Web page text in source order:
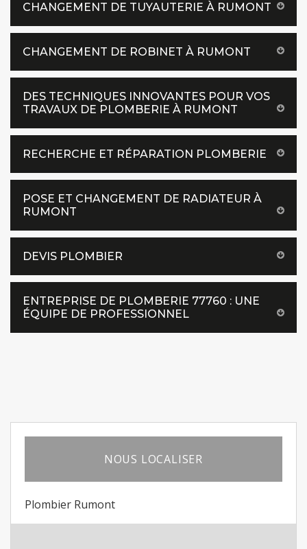
CHANGEMENT DE TUYAUTERIE À RUMONT
CHANGEMENT DE ROBINET À RUMONT
DES TECHNIQUES INNOVANTES POUR VOS
TRAVAUX DE PLOMBERIE À RUMONT
RECHERCHE ET RÉPARATION PLOMBERIE
POSE ET CHANGEMENT DE RADIATEUR À
RUMONT
DEVIS PLOMBIER
ENTREPRISE DE PLOMBERIE 77760 : UNE
ÉQUIPE DE PROFESSIONNEL
NOUS LOCALISER
Plombier Rumont